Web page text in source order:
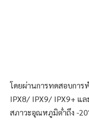
โดยผ่านการทดสอบกา
IPX8/ IPX9/ IPX9+ แ
สภาวะอุณหภูมิต่ำถึง -